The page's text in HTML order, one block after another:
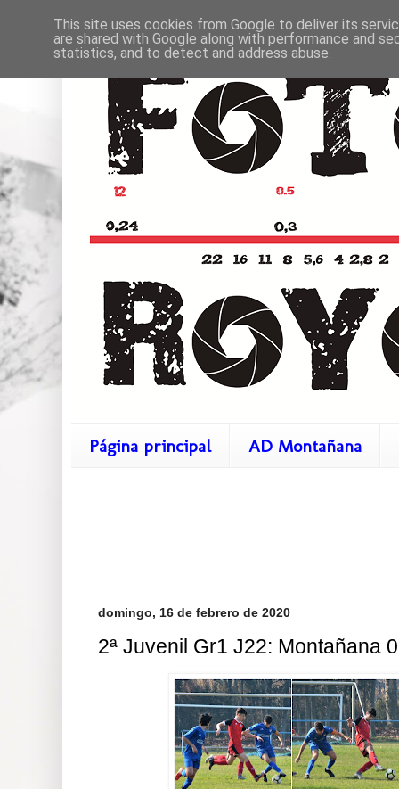
Página principal AD Montañana
domingo, 16 de febrero de 2020
2ª Juvenil Gr1 J22: Montañana
This site uses cookies from Google to deliver its
are shared with Google along with performance and
statistics, and to detect and address abuse.